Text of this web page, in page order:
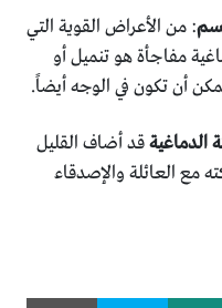
: من الأعراض القوية التي
مفاجأة هو تنميل أو
أن تكون في الوجه أيضاً.
الدماغيةقد أضاف القليل
مع العائلة والإصدقاء